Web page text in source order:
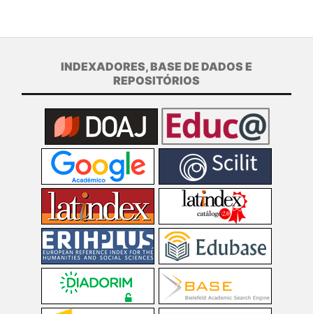
INDEXADORES, BASE DE DADOS E
REPOSITÓRIOS